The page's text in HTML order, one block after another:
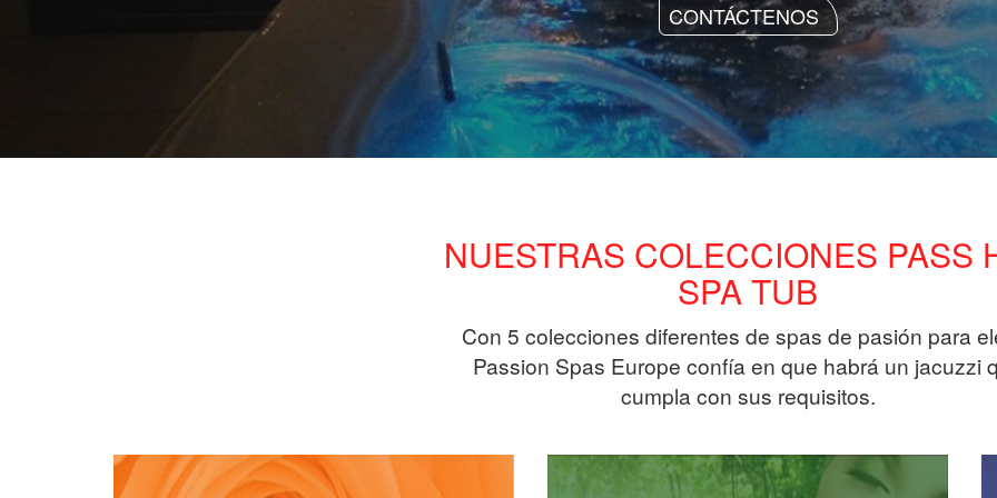
CONTÁCTENOS
NUESTRAS COLECCIONES PASS
SPA TUB
Con 5 colecciones diferentes de spas de pasión para
Passion Spas Europe confía en que habrá un jacuzzi
cumpla con sus requisitos.